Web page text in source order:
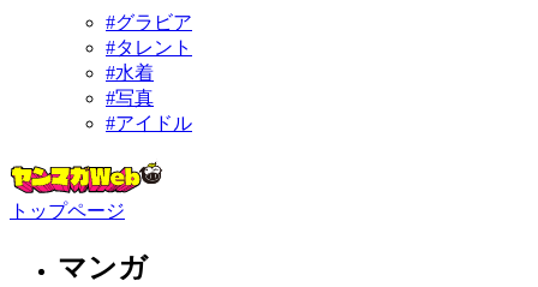
#グラビア
#タレント
#水着
#写真
#アイドル
トップページ
マンガ